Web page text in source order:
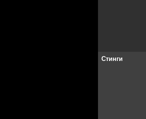
Стинги